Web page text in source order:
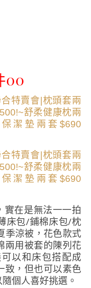
00
在是無法一一拍
床包/鋪棉床包/枕
季涼被，花色款式
兩用被套的陳列花
以和床包搭配成
致，但也可以素色
個人喜好挑選。